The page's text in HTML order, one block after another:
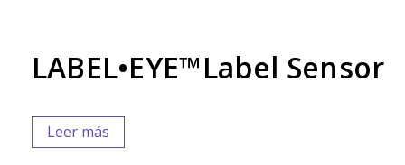
LABEL•EYE™Label Sensor
Leer más